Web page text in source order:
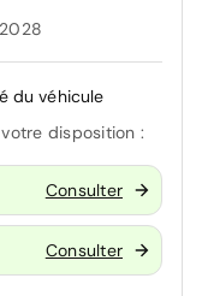
du véhicule
disposition :
Consulter
Consulter